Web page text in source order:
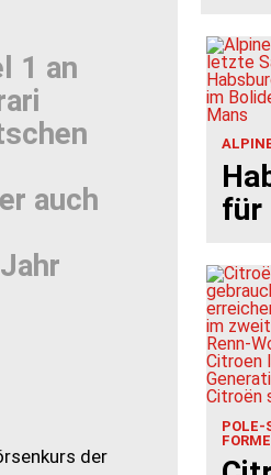
1 an
auch
der
für
POLE-